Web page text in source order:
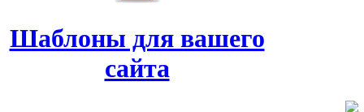
Шаблоны для вашего
сайта